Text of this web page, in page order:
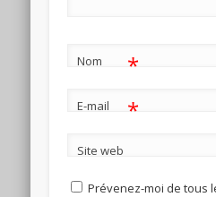
Nom *
E-mail *
Site web
Prévenez-moi de tous